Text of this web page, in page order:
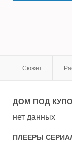
Сюжет
ДОМ ПОД
нет данных
ПЛЕЕРЫ